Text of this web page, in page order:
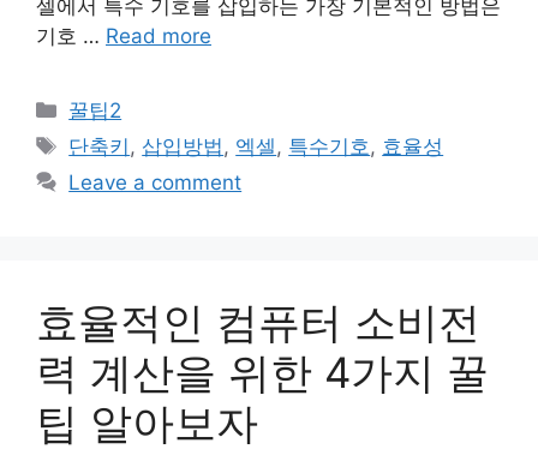
셀에서 특수 기호를 삽입하는 가장 기본적인 방법은
기호 … Read more
Categories
꿀팁2
Tags
단축키 , 삽입방법, 엑셀, 특수기호, 효율성
Leave a comment
효율적인 컴퓨터 소비전
력 계산을 위한 4가지 꿀
팁 알아보자